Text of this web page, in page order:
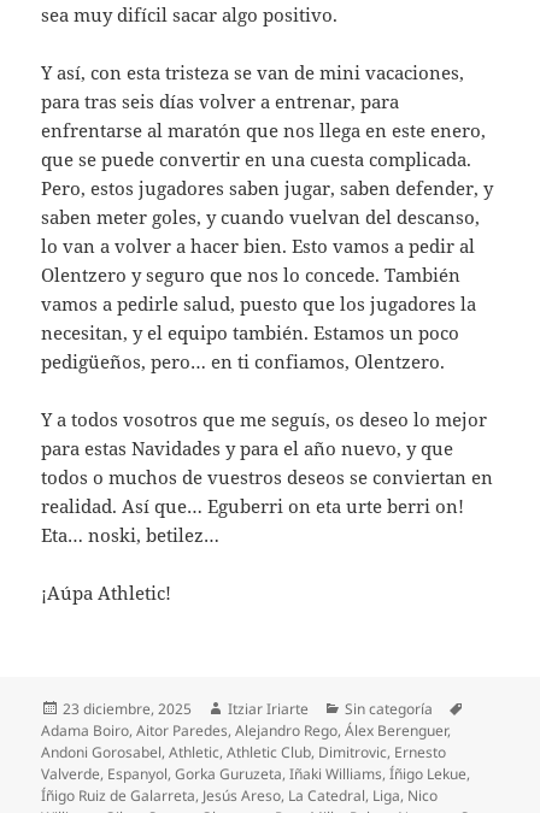
sea muy difícil sacar algo positivo.
Y así, con esta tristeza se van de mini vacaciones,
para tras seis días volver a entrenar, para
enfrentarse al maratón que nos llega en este enero,
que se puede convertir en una cuesta complicada.
Pero, estos jugadores saben jugar, saben defender, y
saben meter goles, y cuando vuelvan del descanso,
lo van a volver a hacer bien. Esto vamos a pedir al
Olentzero y seguro que nos lo concede. También
vamos a pedirle salud, puesto que los jugadores la
necesitan, y el equipo también. Estamos un poco
pedigüeños, pero… en ti confiamos, Olentzero.
Y a todos vosotros que me seguís, os deseo lo mejor
para estas Navidades y para el año nuevo, y que
todos o muchos de vuestros deseos se conviertan en
realidad. Así que… Eguberri on eta urte berri on!
Eta… noski, betilez…
¡Aúpa Athletic!
Publicado
el
23 diciembre, 2025 Autor
Itziar Iriarte Categorías
Sin categoría
Adama Boiro,Aitor Paredes,Alejandro Rego,Álex Berenguer,
Andoni Gorosabel,Athletic,Athletic Club, Dimitrovic, Ernesto
Valverde, Espanyol,Gorka Guruzeta,Iñaki Williams,Íñigo Lekue,
Íñigo Ruiz de Galarreta, Jesús Areso, La Catedral, Liga, Nico